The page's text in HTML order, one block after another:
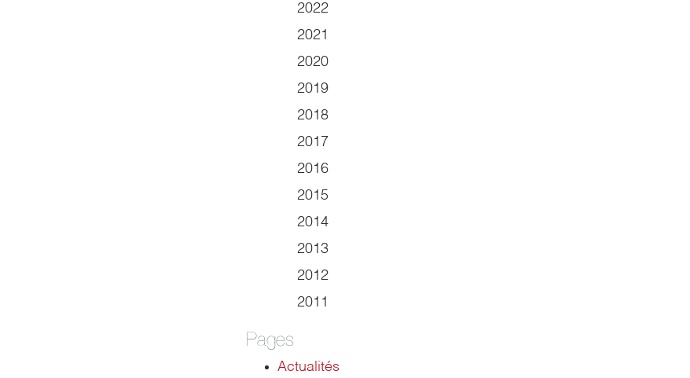
2022
2021
2020
2019
2018
2017
2016
2015
2014
2013
2012
2011
Pages
Actualités